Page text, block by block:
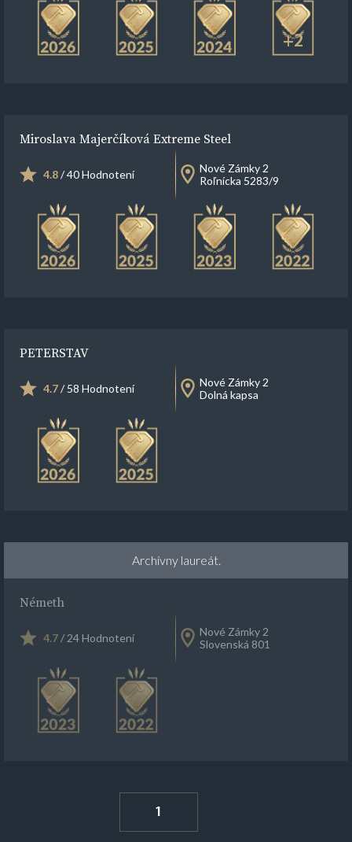
+2
Miroslava Majerčíková Extreme Steel
4.8/ 40 Hodnotení
Nové Zámky 2
Roľnícka 5283/9
PETERSTAV
4.7/ 58 Hodnotení
Nové Zámky 2
Dolná kapsa
Archívny laureát.
Németh
4.7/ 24 Hodnotení
Nové Zámky 2
Slovenská 801
1